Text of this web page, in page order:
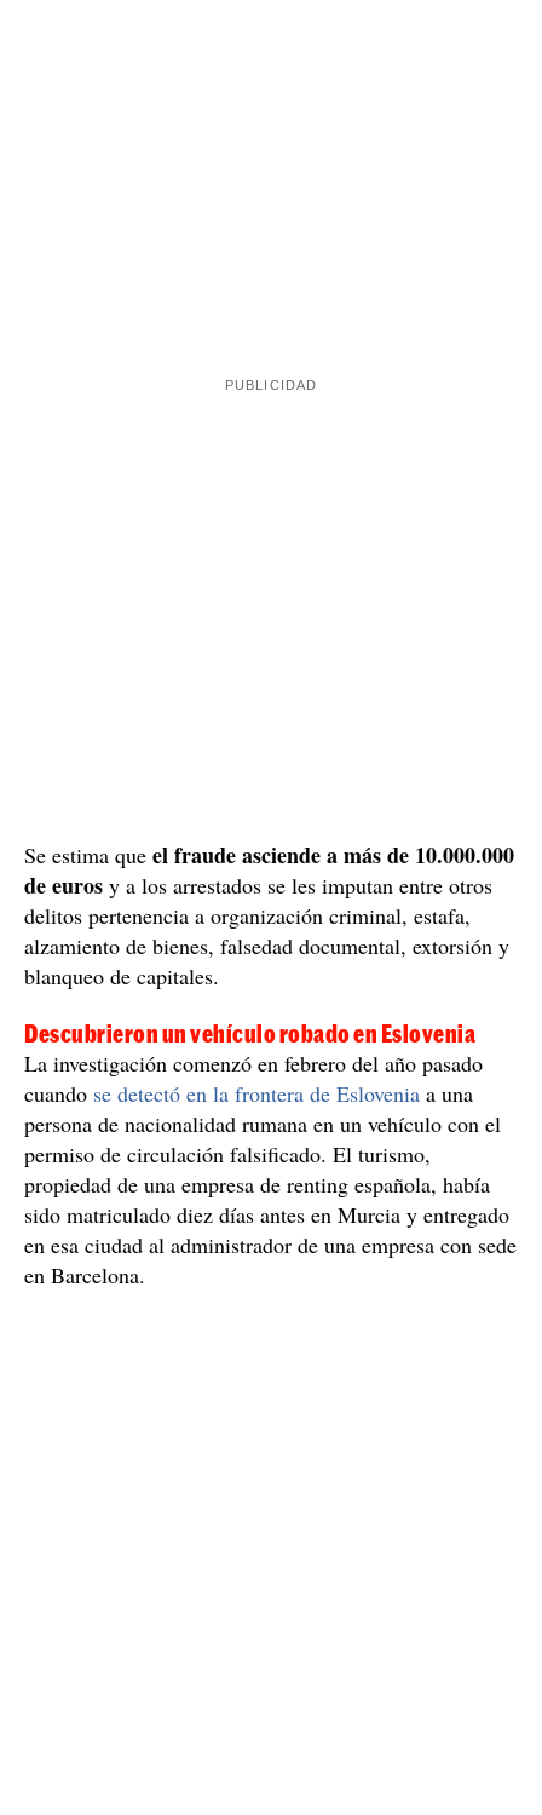
Se estima que el fraude asciende a más de 10.000.000
de euros y a los arrestados se les imputan entre otros
delitos pertenencia a organización criminal, estafa,
alzamiento de bienes, falsedad documental, extorsión y
blanqueo de capitales.
Descubrieron un vehículo robado en Eslovenia
La investigación comenzó en febrero del año pasado
cuando se detectó en la frontera de Eslovenia a una
persona de nacionalidad rumana en un vehículo con el
permiso de circulación falsificado. El turismo,
propiedad de una empresa de renting española, había
sido matriculado diez días antes en Murcia y entregado
en esa ciudad al administrador de una empresa con sede
en Barcelona.